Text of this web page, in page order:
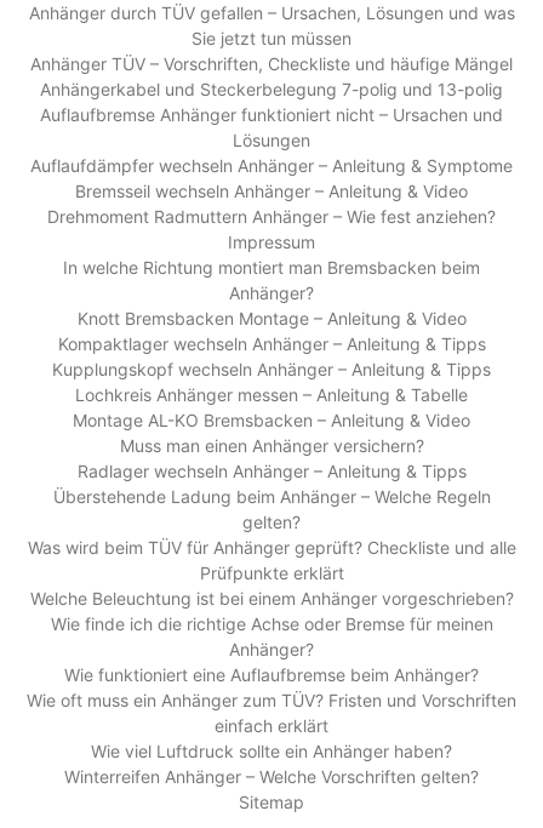
Anhänger durch TÜV gefallen – Ursachen, Lösungen und was
Sie jetzt tun müssen
Anhänger TÜV – Vorschriften, Checkliste und häufige Mängel
Anhängerkabel und Steckerbelegung 7-polig und 13-polig
Auflaufbremse Anhänger funktioniert nicht – Ursachen und
Lösungen
Auflaufdämpfer wechseln Anhänger – Anleitung & Symptome
Bremsseil wechseln Anhänger – Anleitung & Video
Drehmoment Radmuttern Anhänger – Wie fest anziehen?
Impressum
In welche Richtung montiert man Bremsbacken beim
Anhänger?
Knott Bremsbacken Montage – Anleitung & Video
Kompaktlager wechseln Anhänger – Anleitung & Tipps
Kupplungskopf wechseln Anhänger – Anleitung & Tipps
Lochkreis Anhänger messen – Anleitung & Tabelle
Montage AL-KO Bremsbacken – Anleitung & Video
Muss man einen Anhänger versichern?
Radlager wechseln Anhänger – Anleitung & Tipps
Überstehende Ladung beim Anhänger – Welche Regeln
gelten?
Was wird beim TÜV für Anhänger geprüft? Checkliste und alle
Prüfpunkte erklärt
Welche Beleuchtung ist bei einem Anhänger vorgeschrieben?
Wie finde ich die richtige Achse oder Bremse für meinen
Anhänger?
Wie funktioniert eine Auflaufbremse beim Anhänger?
Wie oft muss ein Anhänger zum TÜV? Fristen und Vorschriften
einfach erklärt
Wie viel Luftdruck sollte ein Anhänger haben?
Winterreifen Anhänger – Welche Vorschriften gelten?
Sitemap